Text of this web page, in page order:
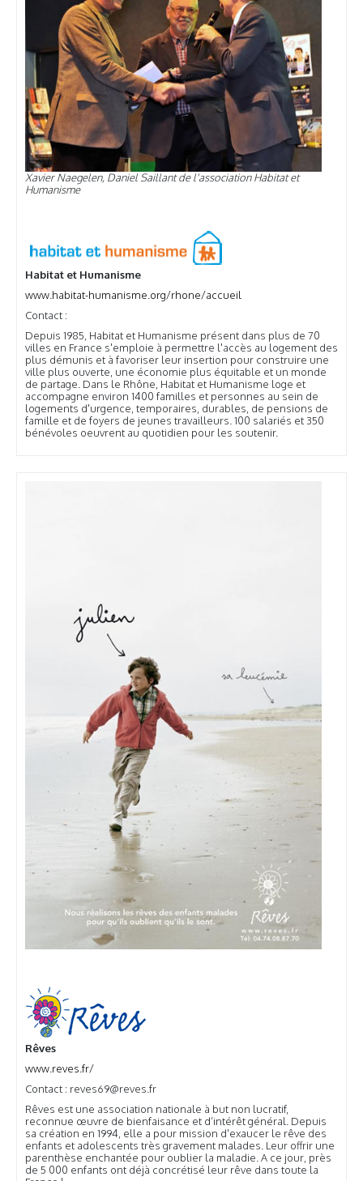
Xavier Naegelen, Daniel Saillant de l'association Habitat et
Humanisme
Habitat et Humanisme
www.habitat-humanisme.org/rhone/accueil
Contact :
Depuis 1985, Habitat et Humanisme présent dans plus de 70
villes en France s'emploie à permettre l'accès au logement des
plus démunis et à favoriser leur insertion pour construire une
ville plus ouverte, une économie plus équitable et un monde
de partage. Dans le Rhône, Habitat et Humanisme loge et
accompagne environ 1400 familles et personnes au sein de
logements d'urgence, temporaires, durables, de pensions de
famille et de foyers de jeunes travailleurs. 100 salariés et 350
bénévoles oeuvrent au quotidien pour les soutenir.
Rêves
www.reves.fr/
Contact : reves69@reves.fr
Rêves est une association nationale à but non lucratif,
reconnue œuvre de bienfaisance et d’intérêt général. Depuis
sa création en 1994, elle a pour mission d'exaucer le rêve des
enfants et adolescents très gravement malades. Leur offrir une
parenthèse enchantée pour oublier la maladie. A ce jour, près
de 5 000 enfants ont déjà concrétisé leur rêve dans toute la